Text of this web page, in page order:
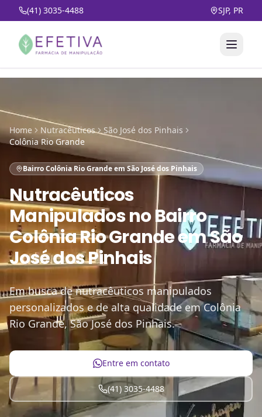
(41) 3035-4488 SJP, PR
Home Nutracêuticos
São José dos Pinhais
Colônia Rio Grande
Bairro Colônia Rio Grande em São José dos Pinhais
Nutracêuticos
ManipuladosnoBairro
Colônia Rio Grande em São
José dos Pinhais
Em busca de nutracêuticos manipulados
personalizados e de alta qualidade em Colônia
Rio Grande, São José dos Pinhais.
Entre em contato
(41) 3035-4488